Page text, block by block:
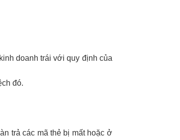
doanh trái với quy định của
đó.
trả các mã thẻ bị mất hoặc ở